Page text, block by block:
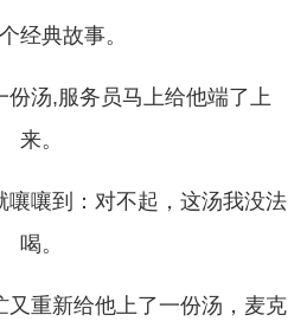
经典故事。
份汤,服务员马上给他端了上
来。
嚷嚷到：对不起，这汤我没法
喝。
又重新给他上了一份汤，麦克